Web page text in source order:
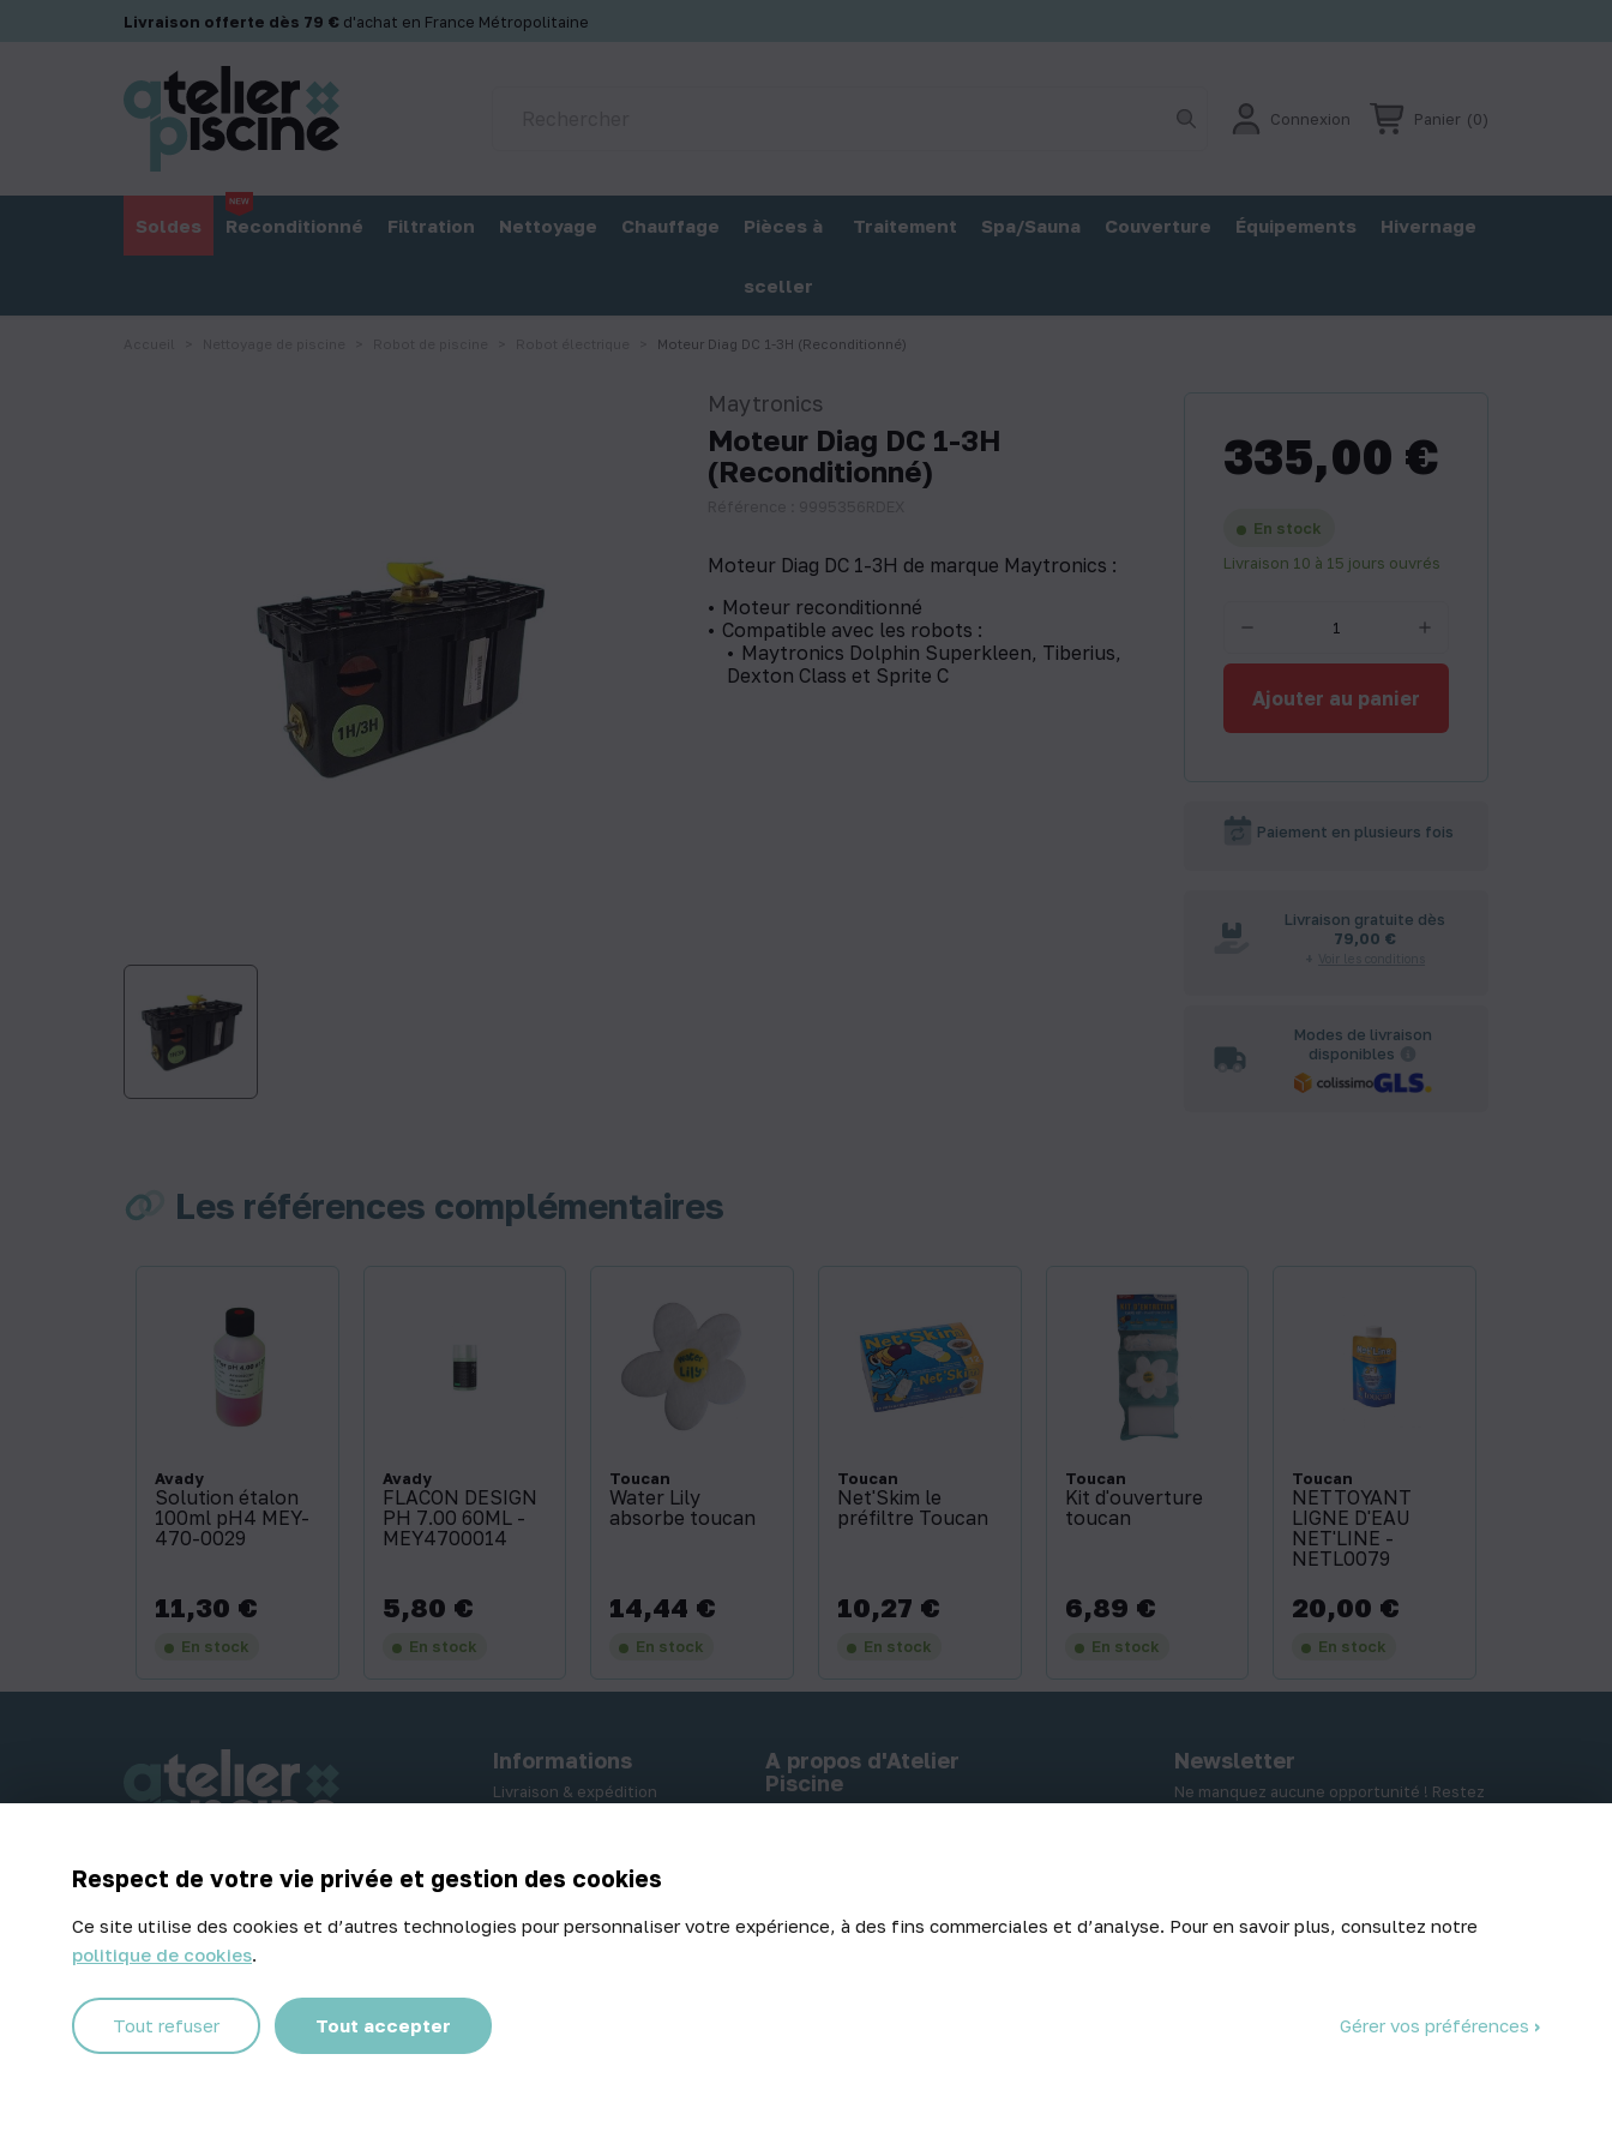
Respect de votre vie privée et gestion des cookies
Ce site utilise des cookies et d’autres technologies pour personnaliser votre expérience, à des fins commerciales et d’analyse. Pour en savoir plus, consultez notre
politique de cookies.
Tout accepter
Tout refuser Gérer vos préférences
Livraison offerte dès 79 € d'achat en France Métropolitaine
Connexion Panier (0)
Soldes Reconditionné Filtration Nettoyage Chauffage Pièces à
sceller
Traitement Spa/Sauna Couverture Équipements Hivernage
Moteur Diag DC 1-3H (Reconditionné)
Maytronics
Moteur Diag DC 1-3H
(Reconditionné)
Moteur Diag DC 1-3H de marque Maytronics :
Moteur reconditionné
Compatible avec les robots :
Maytronics Dolphin Superkleen, Tiberius,
Dexton Class et Sprite C​
335,00 €
En stock
Livraison 10 à 15 jours ouvrés
Ajouter au panier
Paiement en plusieurs fois
Livraison gratuite dès
79,00 €
Modes de livraison
disponibles
Les références complémentaires
Avady
Solution étalon
100ml pH4 MEY-
470-0029
Prix
11,30 €
En stock
Avady
FLACON DESIGN
PH 7.00 60ML -
MEY4700014
Prix
5,80 €
En stock
Toucan
Water Lily
absorbe toucan
Prix
14,44 €
En stock
Toucan
Net'Skim le
préfiltre Toucan
Prix
10,27 €
En stock
Toucan
Kit d'ouverture
toucan
Prix
6,89 €
En stock
Toucan
NETTOYANT
LIGNE D'EAU
NET'LINE -
NETL0079
Prix
20,00 €
En stock
Facebook
Informations
Livraison & expédition
A propos d'Atelier
Piscine
Newsletter
Ne manquez aucune opportunité ! Restez
informé de nos meilleurs prix et nouveaux
Abonnez-vous